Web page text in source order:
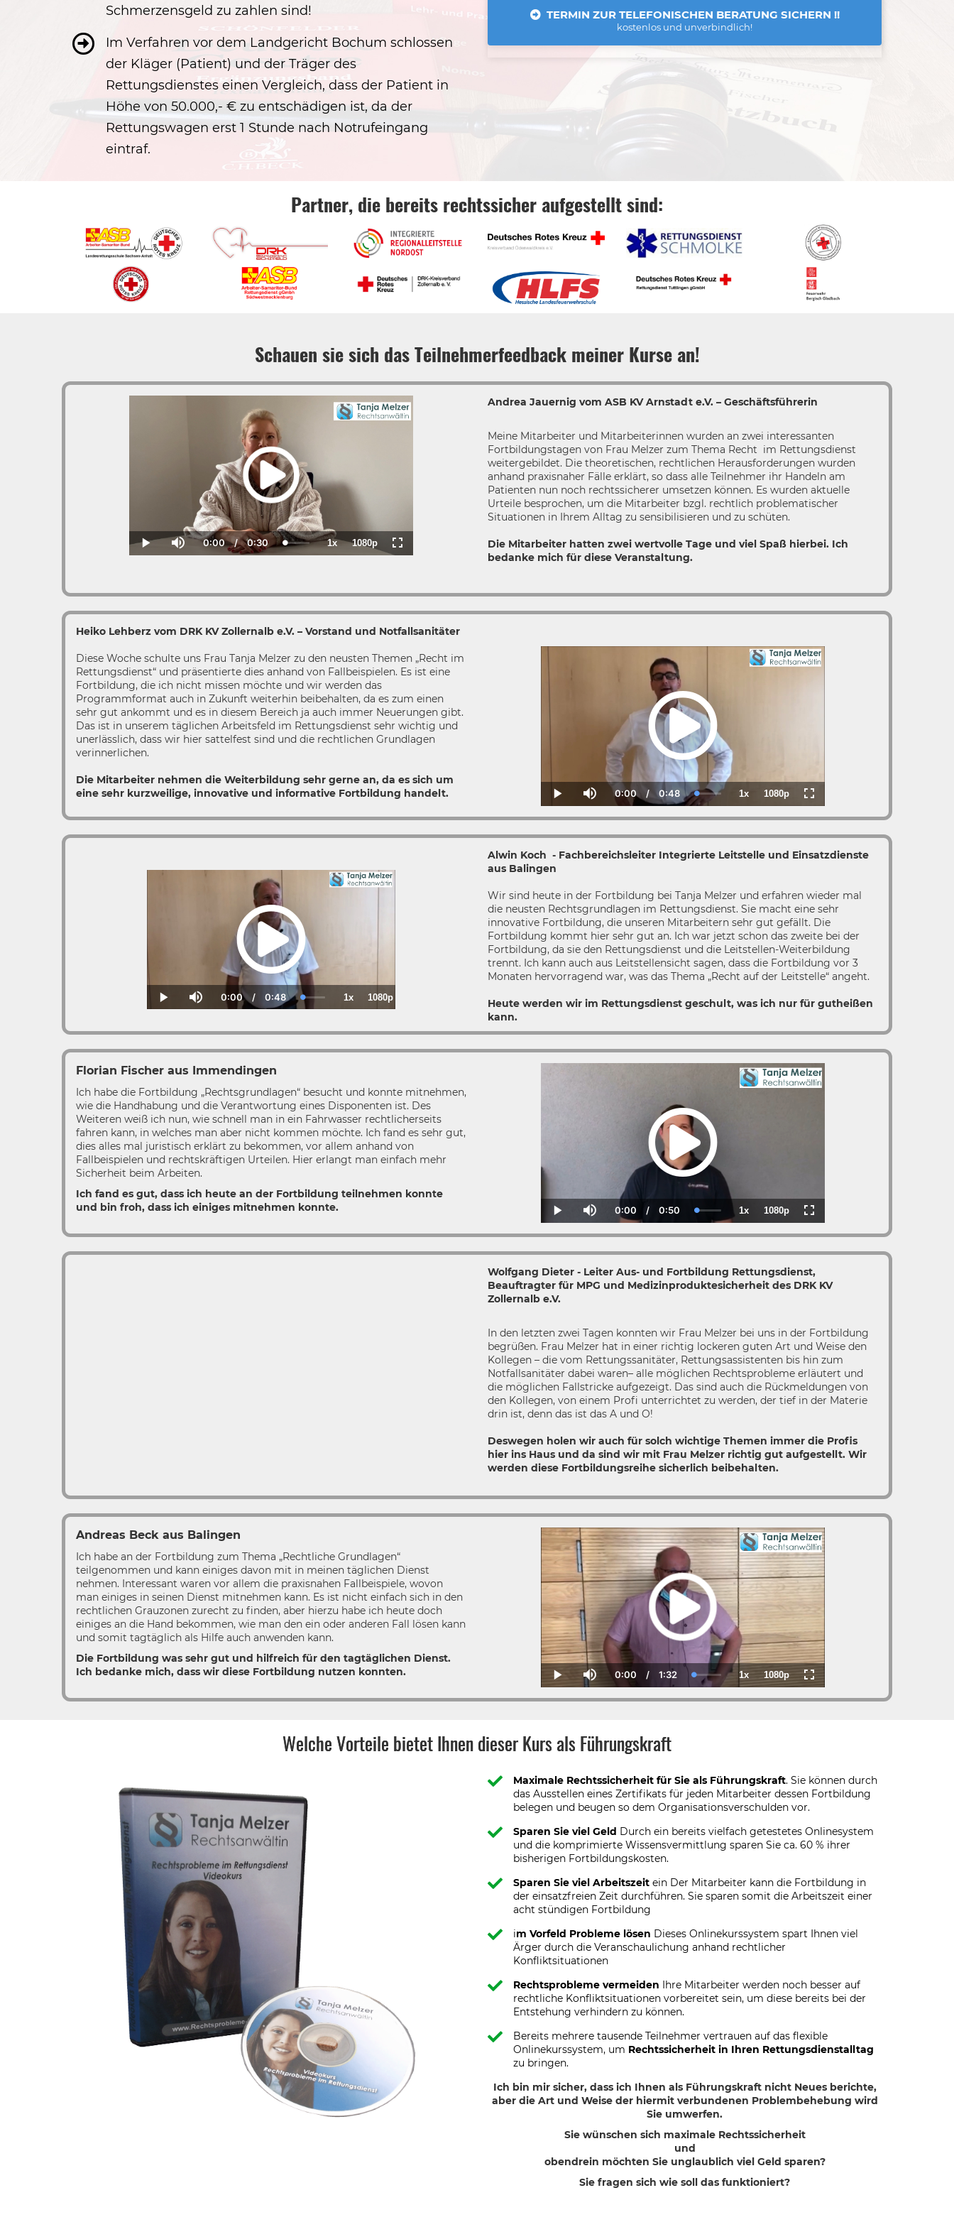
Schmerzensgeld zu zahlen sind!
Im Verfahren vor dem Landgericht Bochum schlossen
der Kläger (Patient) und der Träger des
Rettungsdienstes einen Vergleich, dass der Patient in
Höhe von 50.000,- € zu entschädigen ist, da der
Rettungswagen erst 1 Stunde nach Notrufeingang
eintraf.
TERMIN ZUR TELEFONISCHEN BERATUNG SICHERN !!
kostenlos und unverbindlich!
Partner, die bereits rechtssicher aufgestellt sind:
Schauen sie sich das Teilnehmerfeedback meiner Kurse an!
Play Mute
Current
Time
0:00 / Duration
0:30 Loaded:
0.00%
1xPlayback
Rate
Quality
1080p Fullscreen
Andrea Jauernig vom ASB KV Arnstadt e.V. – Geschäftsführerin
Meine Mitarbeiter und Mitarbeiterinnen wurden an zwei interessanten
Fortbildungstagen von Frau Melzer zum Thema Recht im Rettungsdienst
weitergebildet. Die theoretischen, rechtlichen Herausforderungen wurden
anhand praxisnaher Fälle erklärt, so dass alle Teilnehmer ihr Handeln am
Patienten nun noch rechtssicherer umsetzen können. Es wurden aktuelle
Urteile besprochen, um die Mitarbeiter bzgl. rechtlich problematischer
Situationen in Ihrem Alltag zu sensibilisieren und zu schüten.
Die Mitarbeiter hatten zwei wertvolle Tage und viel Spaß hierbei. Ich
bedanke mich für diese Veranstaltung.
Heiko Lehberz vom DRK KV Zollernalb e.V. – Vorstand und Notfallsanitäter
Diese Woche schulte uns Frau Tanja Melzer zu den neusten Themen „Recht im
Rettungsdienst“ und präsentierte dies anhand von Fallbeispielen. Es ist eine
Fortbildung, die ich nicht missen möchte und wir werden das
Programmformat auch in Zukunft weiterhin beibehalten, da es zum einen
sehr gut ankommt und es in diesem Bereich ja auch immer Neuerungen gibt.
Das ist in unserem täglichen Arbeitsfeld im Rettungsdienst sehr wichtig und
unerlässlich, dass wir hier sattelfest sind und die rechtlichen Grundlagen
verinnerlichen.
Die Mitarbeiter nehmen die Weiterbildung sehr gerne an, da es sich um
eine sehr kurzweilige, innovative und informative Fortbildung handelt.
Play Mute
Current
Time
0:00 / Duration
0:48 Loaded
0.00%
1xPlayback
Rate
Quality
1080p Fullscreen
Play Mute
Current
Time
0:00 / Duration
0:48 Loaded
0.00%
1xPlayback
Rate
Quality
1080p
Alwin Koch - Fachbereichsleiter Integrierte Leitstelle und Einsatzdienste
aus Balingen
Wir sind heute in der Fortbildung bei Tanja Melzer und erfahren wieder mal
die neusten Rechtsgrundlagen im Rettungsdienst. Sie macht eine sehr
innovative Fortbildung, die unseren Mitarbeitern sehr gut gefällt. Die
Fortbildung kommt hier sehr gut an. Ich war jetzt schon das zweite bei der
Fortbildung, da sie den Rettungsdienst und die Leitstellen-Weiterbildung
trennt. Ich kann auch aus Leitstellensicht sagen, dass die Fortbildung vor 3
Monaten hervorragend war, was das Thema „Recht auf der Leitstelle“ angeht.
Heute werden wir im Rettungsdienst geschult, was ich nur für gutheißen
kann.
Florian Fischer aus Immendingen
Ich habe die Fortbildung „Rechtsgrundlagen“ besucht und konnte mitnehmen,
wie die Handhabung und die Verantwortung eines Disponenten ist. Des
Weiteren weiß ich nun, wie schnell man in ein Fahrwasser rechtlicherseits
fahren kann, in welches man aber nicht kommen möchte. Ich fand es sehr gut,
dies alles mal juristisch erklärt zu bekommen, vor allem anhand von
Fallbeispielen und rechtskräftigen Urteilen. Hier erlangt man einfach mehr
Sicherheit beim Arbeiten.
Ich fand es gut, dass ich heute an der Fortbildung teilnehmen konnte
und bin froh, dass ich einiges mitnehmen konnte.
Play Mute
Current
Time
0:00 / Duration
0:50 Loaded
0.00%
1xPlayback
Rate
Quality
1080p Fullscreen
Wolfgang Dieter - Leiter Aus- und Fortbildung Rettungsdienst,
Beauftragter für MPG und Medizinproduktesicherheit des DRK KV
Zollernalb e.V.
In den letzten zwei Tagen konnten wir Frau Melzer bei uns in der Fortbildung
begrüßen. Frau Melzer hat in einer richtig lockeren guten Art und Weise den
Kollegen – die vom Rettungssanitäter, Rettungsassistenten bis hin zum
Notfallsanitäter dabei waren– alle möglichen Rechtsprobleme erläutert und
die möglichen Fallstricke aufgezeigt. Das sind auch die Rückmeldungen von
den Kollegen, von einem Profi unterrichtet zu werden, der tief in der Materie
drin ist, denn das ist das A und O!
Deswegen holen wir auch für solch wichtige Themen immer die Profis
hier ins Haus und da sind wir mit Frau Melzer richtig gut aufgestellt. Wir
werden diese Fortbildungsreihe sicherlich beibehalten.
Andreas Beck aus Balingen
Ich habe an der Fortbildung zum Thema „Rechtliche Grundlagen“
teilgenommen und kann einiges davon mit in meinen täglichen Dienst
nehmen. Interessant waren vor allem die praxisnahen Fallbeispiele, wovon
man einiges in seinen Dienst mitnehmen kann. Es ist nicht einfach sich in den
rechtlichen Grauzonen zurecht zu finden, aber hierzu habe ich heute doch
einiges an die Hand bekommen, wie man den ein oder anderen Fall lösen kann
und somit tagtäglich als Hilfe auch anwenden kann.
Die Fortbildung was sehr gut und hilfreich für den tagtäglichen Dienst.
Ich bedanke mich, dass wir diese Fortbildung nutzen konnten.
Play Mute
Current
Time
0:00 / Duration
1:32 Loaded:
0.00%
1xPlayback
Rate
Quality
1080p Fullscreen
Welche Vorteile bietet Ihnen dieser Kurs als Führungskraft
Maximale Rechtssicherheit für Sie als Führungskraft. Sie können durch
das Ausstellen eines Zertifikats für jeden Mitarbeiter dessen Fortbildung
belegen und beugen so dem Organisationsverschulden vor.
Sparen Sie viel Geld Durch ein bereits vielfach getestetes Onlinesystem
und die komprimierte Wissensvermittlung sparen Sie ca. 60 % ihrer
bisherigen Fortbildungskosten.
Sparen Sie viel Arbeitszeit ein Der Mitarbeiter kann die Fortbildung in
der einsatzfreien Zeit durchführen. Sie sparen somit die Arbeitszeit einer
acht stündigen Fortbildung
im Vorfeld Probleme lösen Dieses Onlinekurssystem spart Ihnen viel
Ärger durch die Veranschaulichung anhand rechtlicher
Konfliktsituationen
Rechtsprobleme vermeiden Ihre Mitarbeiter werden noch besser auf
rechtliche Konfliktsituationen vorbereitet sein, um diese bereits bei der
Entstehung verhindern zu können.
Bereits mehrere tausende Teilnehmer vertrauen auf das flexible
Onlinekurssystem, um Rechtssicherheit in Ihren Rettungsdienstalltag
zu bringen.
Ich bin mir sicher, dass ich Ihnen als Führungskraft nicht Neues berichte,
aber die Art und Weise der hiermit verbundenen Problembehebung wird
Sie umwerfen.
Sie wünschen sich maximale Rechtssicherheit
und
obendrein möchten Sie unglaublich viel Geld sparen?
Sie fragen sich wie soll das funktioniert?